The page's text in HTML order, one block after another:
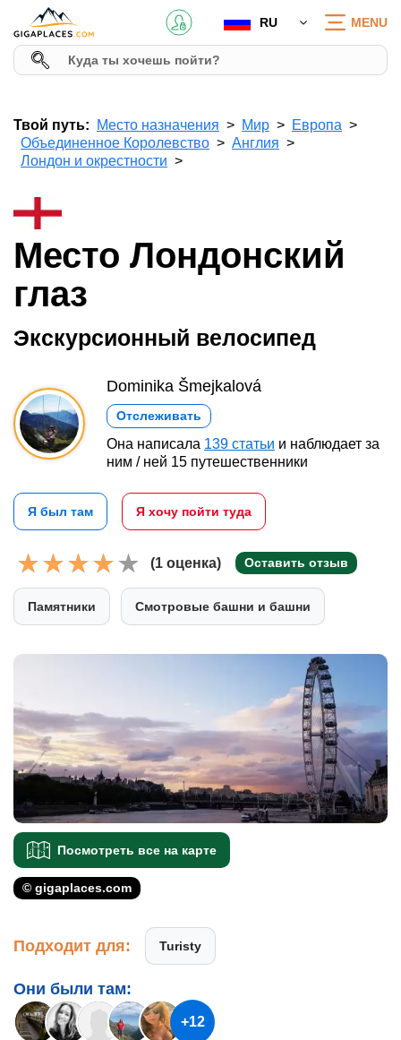
RU MENU
Твой путь: Место назначения Мир
Европа
Объединенное Королевство
Англия
Лондон и окрестности
Место Лондонский
глаз
Экскурсионный велосипед
Dominika Šmejkalová
Отслеживать
Она написала 139 статьи и наблюдает за
ним / ней 15 путешественники
Я был там Я хочу пойти туда
(1 оценка) Оставить отзыв
Памятники Смотровые башни и башни
Посмотреть все на карте
© gigaplaces.com
Подходит для: Turisty
Они были там:
+12